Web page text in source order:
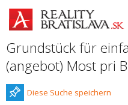
Grundstück für
(angebot) Most pri
Diese Suche speichern